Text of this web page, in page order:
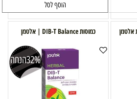
הוסף לסל
כמוסות DIB-T Balance | אלטמן
32%הנחה